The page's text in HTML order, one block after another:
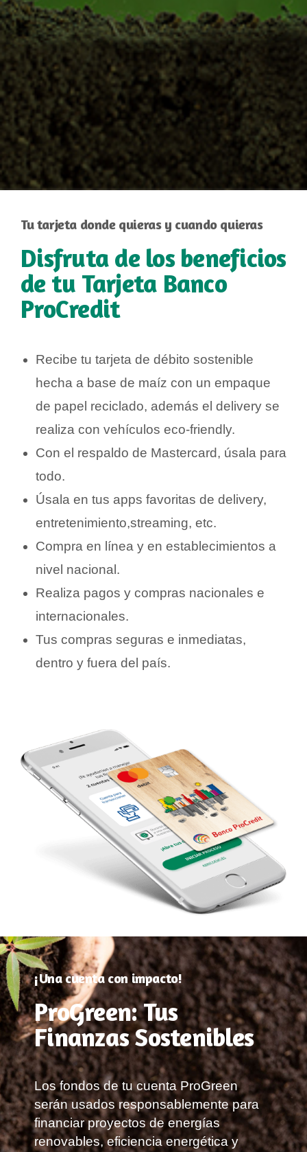
Tu tarjeta donde quieras y cuando quieras
Disfruta de los beneficios
de tu Tarjeta Banco
ProCredit
Recibe tu tarjeta de débito sostenible
hecha a base de maíz con un empaque
de papel reciclado, además el delivery se
realiza con vehículos eco-friendly.
Con el respaldo de Mastercard, úsala para
todo.
Úsala en tus apps favoritas de delivery,
entretenimiento,streaming, etc.
Compra en línea y en establecimientos a
nivel nacional.
Realiza pagos y compras nacionales e
internacionales.
Tus compras seguras e inmediatas,
dentro y fuera del país.
¡Una cuenta con impacto!
ProGreen: Tus
Finanzas Sostenibles
Los fondos de tu cuenta ProGreen
serán usados responsablemente para
financiar proyectos de energías
renovables, eficiencia energética y